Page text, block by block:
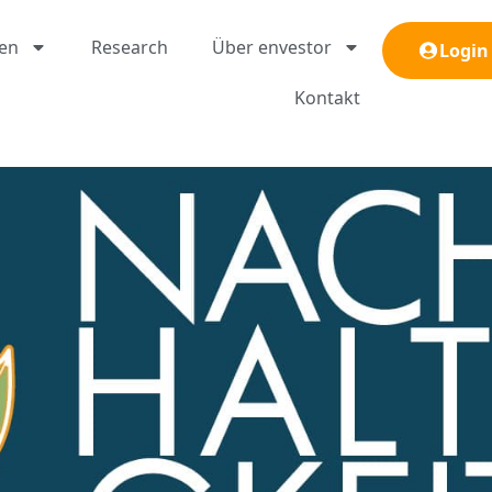
Research Über envestor
Kontakt
Login